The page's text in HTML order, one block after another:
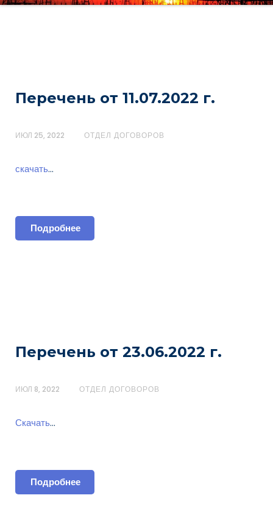
Перечень от 11.07.2022 г.
ИЮЛ 25, 2022 ОТДЕЛ ДОГОВОРОВ
скачать…
Подробнее
Перечень от 23.06.2022 г.
ИЮЛ 8, 2022 ОТДЕЛ ДОГОВОРОВ
Скачать…
Подробнее